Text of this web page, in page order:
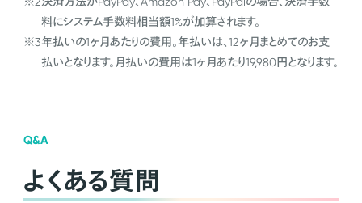
料にシステム手数料相当額1%が加算されます。
※3年払いの1ヶ月あたりの費用。年払いは、12ヶ月まとめてのお支
払いとなります。月払いの費用は1ヶ月あたり19,980円となります。
Q&A
よくある質問